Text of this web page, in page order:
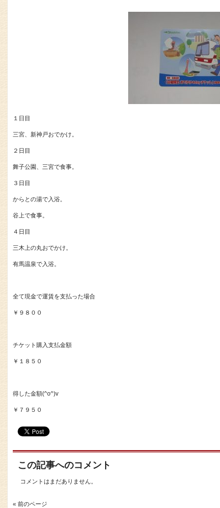
１日目
三宮、新神戸おでかけ。
２日目
舞子公園、三宮で食事。
３日目
からとの湯で入浴。
谷上で食事。
４日目
三木上の丸おでかけ。
有馬温泉で入浴。
全て現金で運賃を支払った場合
￥９８００
チケット購入支払金額
￥１８５０
得した金額(^o^)v
￥７９５０
この記事へのコメント
コメントはまだありません。
« 前のページ